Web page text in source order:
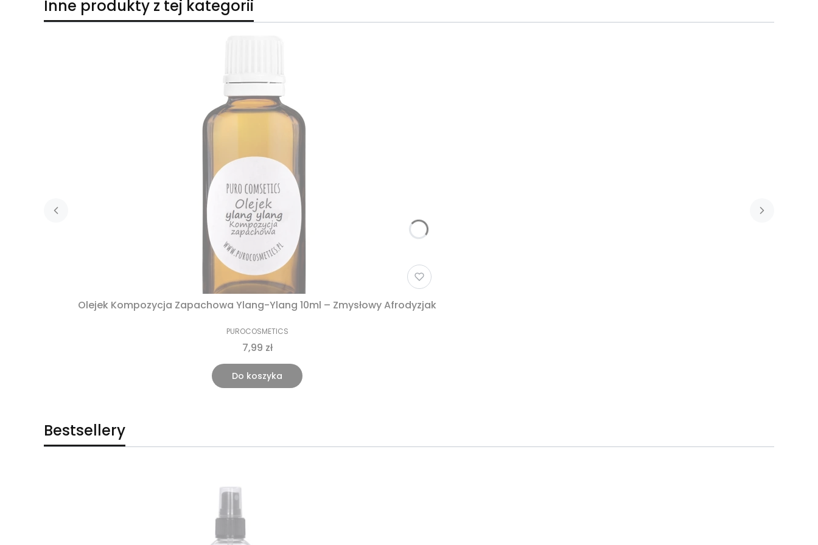
Inne produkty z tej kategorii
Olejek Kompozycja Zapachowa Ylang-Ylang 10ml – Zmysłowy Afrodyzjak
PUROCOSMETICS
7,99 zł
Do koszyka
Bestsellery